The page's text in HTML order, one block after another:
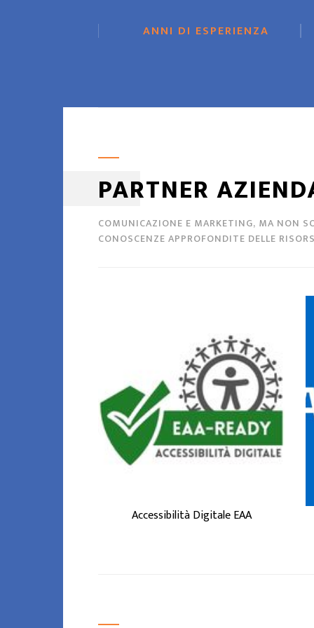
ANNI DI ESPERIENZA
PARTNER
COMUNICAZIONE E MARKETING, MA NON
CONOSCENZE APPROFONDITE DELLE
L'
accessibilità digitale
è la capacità di siti web,
applicazioni e servizi
online di essere usati da
tutti, incluse persone
con disabilità (visive,
uditive, motorie,
cognitive) o esigenze
tempo ...
Accessibilità Digitale EAA